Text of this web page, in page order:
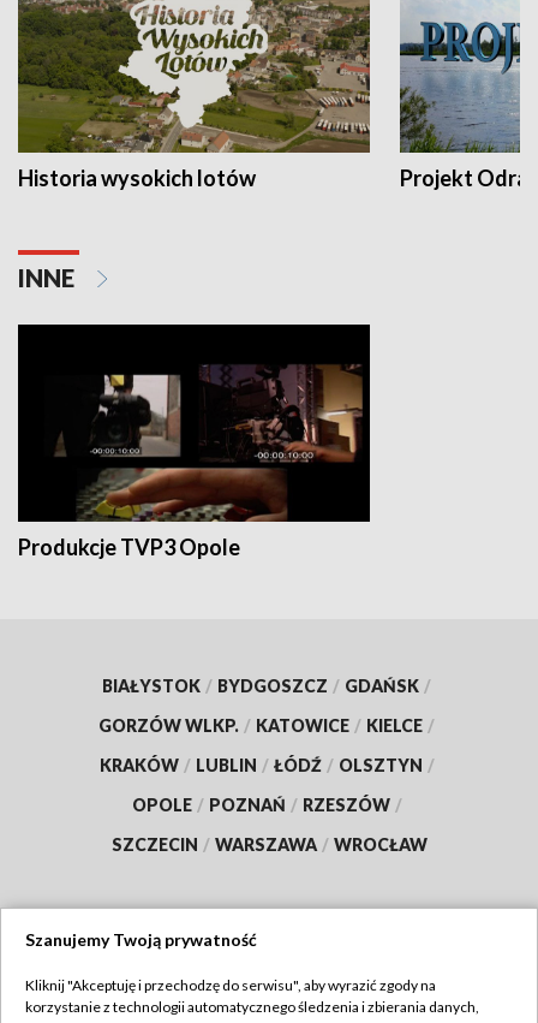
Historia wysokich lotów Projekt Odra
INNE
Produkcje TVP3 Opole
BIAŁYSTOK / BYDGOSZCZ / GDAŃSK /
GORZÓW WLKP. / KATOWICE / KIELCE /
KRAKÓW / LUBLIN / ŁÓDŹ / OLSZTYN /
OPOLE / POZNAŃ / RZESZÓW /
SZCZECIN / WARSZAWA / WROCŁAW
TVP
Szanujemy Twoją prywatność
Kliknij "Akceptuję i przechodzę do serwisu", aby wyrazić zgody na
korzystanie z technologii automatycznego śledzenia i zbierania danych,